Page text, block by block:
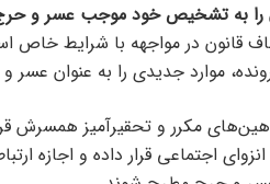
را به تشخیص خود موجب عسر و
قانون در مواجهه با شرایط خاص
موارد جدیدی را به عنوان عسر
مکرر و تحقیرآمیز همسرش
اجتماعی قرار داده و اجازه